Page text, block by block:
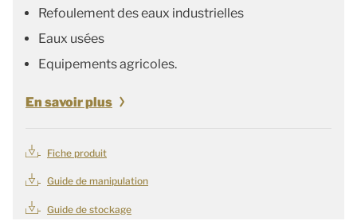
Refoulement des eaux industrielles
Eaux usées
Equipements agricoles.
En savoir plus
Fiche produit
Guide de manipulation
Guide de stockage